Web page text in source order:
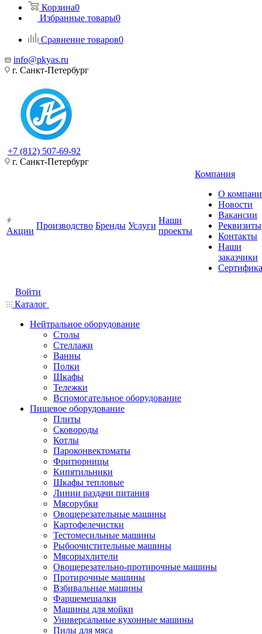
Корзина0
Избранные товары0
Сравнение товаров0
info@pkyas.ru
г. Санкт-Петербург
+7 (812) 507-69-92
г. Санкт-Петербург
Акции
Производство Бренды Услуги
Наши
проекты
Компания
О
Новости
Вакансии
Реквизиты
Контакты
Наши
заказчики
Войти
Каталог
Нейтральное оборудование
Столы
Стеллажи
Ванны
Полки
Шкафы
Тележки
Вспомогательное оборудование
Пищевое оборудование
Плиты
Сковороды
Котлы
Пароконвектоматы
Фритюрницы
Кипятильники
Шкафы тепловые
Линии раздачи питания
Мясорубки
Овощерезательные машины
Картофелечистки
Тестомесильные машины
Рыбоочистительные машины
Мясорыхлители
Овощерезательно-протирочные машины
Протирочные машины
Взбивальные машины
Фаршемешалки
Машины для мойки
Универсальные кухонные машины
Пилы для мяса